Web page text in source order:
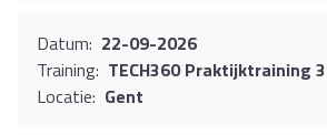
Datum: 22-09-2026
Training: TECH360 Praktijktraining 3
Locatie: Gent